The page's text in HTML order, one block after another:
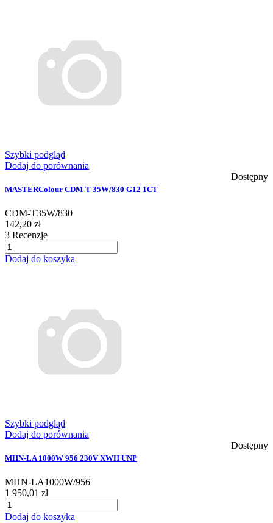
Szybki podgląd
Dodaj do porównania
Dostępny
MASTERColour CDM-T 35W/830 G12 1CT
CDM-T35W/830
142,20 zł
3 Recenzje
Dodaj do koszyka
Szybki podgląd
Dodaj do porównania
Dostępny
MHN-LA 1000W 956 230V XWH UNP
MHN-LA1000W/956
1 950,01 zł
Dodaj do koszyka